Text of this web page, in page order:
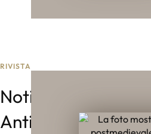
RIVISTA
Notizie degli Scavi di
Antichità 2023